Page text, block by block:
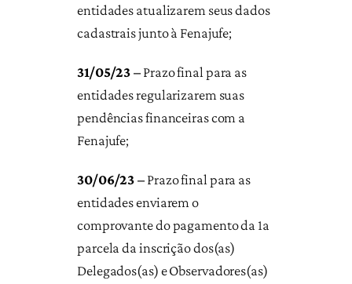
entidades atualizarem seus dados
cadastrais junto à Fenajufe;
31/05/23 –Prazo final para as
entidades regularizarem suas
pendências financeiras com a
Fenajufe;
30/06/23 –Prazo final para as
entidades enviarem o
comprovante do pagamento da 1a
parcela da inscrição dos(as)
Delegados(as) e Observadores(as)